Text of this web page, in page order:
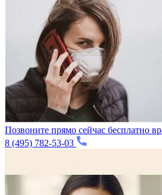
Позвоните прямо сейчас бесплатно
8 (495) 782-53-03